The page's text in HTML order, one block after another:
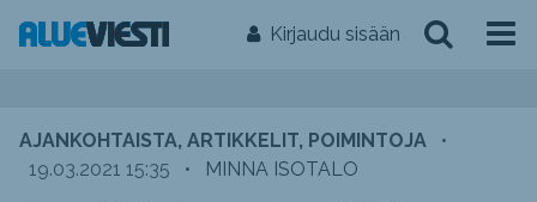
Kirjaudu sisään
AJANKOHTAISTA, ARTIKKELIT, POIMINTOJA
•
19.03.2021 15:35
• MINNA ISOTALO